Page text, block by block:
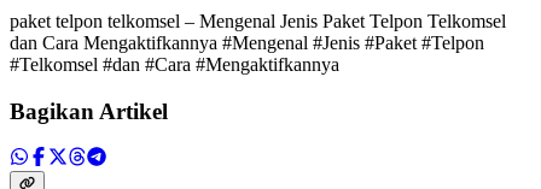
paket telpon telkomsel – Mengenal Jenis Paket Telpon Telkomsel
dan Cara Mengaktifkannya #Mengenal #Jenis #Paket #Telpon
#Telkomsel #dan #Cara #Mengaktifkannya
Bagikan Artikel